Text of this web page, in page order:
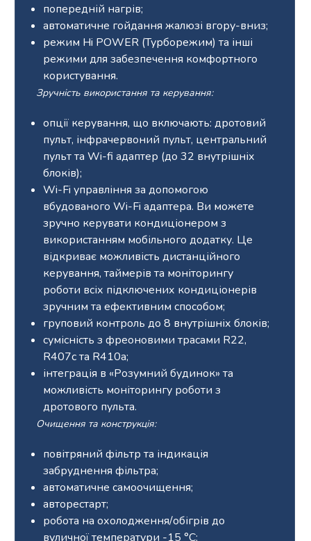
попередній нагрів;
автоматичне гойдання жалюзі вгору-вниз;
режим Hi POWER (Турборежим) та інші
режими для забезпечення комфортного
користування.
Зручність використання та керування:
опції керування, що включають: дротовий
пульт, інфрачервоний пульт, центральний
пульт та Wi-fi адаптер (до 32 внутрішніх
блоків);
Wi-Fi управління за допомогою
вбудованого Wi-Fi адаптера. Ви можете
зручно керувати кондиціонером з
використанням мобільного додатку. Це
відкриває можливість дистанційного
керування, таймерів та моніторингу
роботи всіх підключених кондиціонерів
зручним та ефективним способом;
груповий контроль до 8 внутрішніх блоків;
сумісність з фреоновими трасами R22,
R407c та R410a;
інтеграція в «Розумний будинок» та
можливість моніторингу роботи з
дротового пульта.
Очищення та конструкція:
повітряний фільтр та індикація
забруднення фільтра;
автоматичне самоочищення;
авторестарт;
робота на охолодження/обігрів до
вуличної температури -15 °С;